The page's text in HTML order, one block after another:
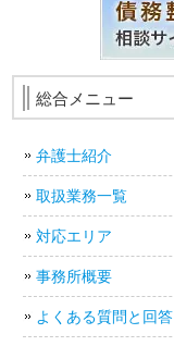
総合メニュー
弁護士紹介
取扱業務一覧
対応エリア
事務所概要
よくある質問と回答